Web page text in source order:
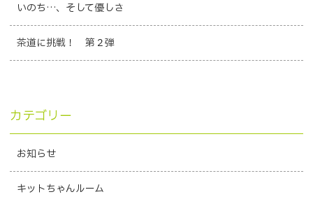
いのち…、そして優しさ
茶道に挑戦！ 第２弾
カテゴリー
お知らせ
キットちゃんルーム